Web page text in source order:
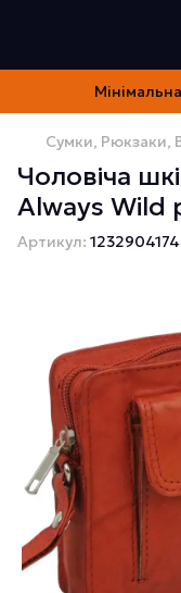
Сумки, Рюкзаки,
Чоловіча
Always Wild
Артикул: 1232904174